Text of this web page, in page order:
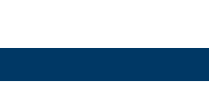
together with a photocopy of your ID, to P.I. La Portalada II | c/ Segador 13,